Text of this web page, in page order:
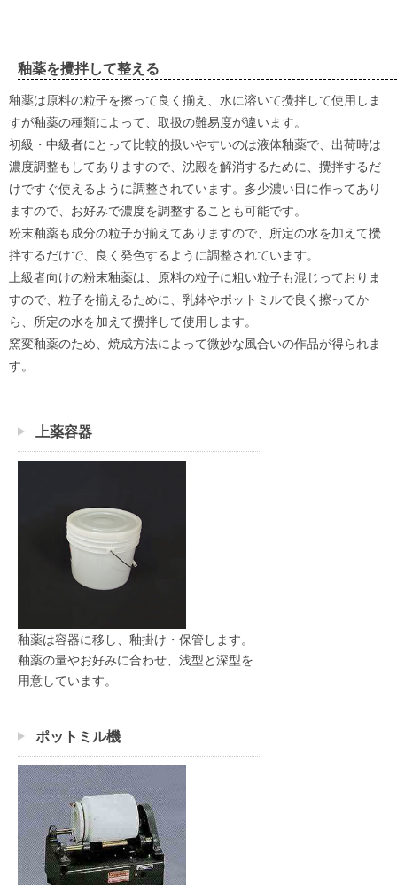
釉薬を攪拌して整える
釉薬は原料の粒子を擦って良く揃え、水に溶いて攪拌して使用しま
すが釉薬の種類によって、取扱の難易度が違います。
初級・中級者にとって比較的扱いやすいのは液体釉薬で、出荷時は
濃度調整もしてありますので、沈殿を解消するために、攪拌するだ
けですぐ使えるように調整されています。多少濃い目に作ってあり
ますので、お好みで濃度を調整することも可能です。
粉末釉薬も成分の粒子が揃えてありますので、所定の水を加えて攪
拌するだけで、良く発色するように調整されています。
上級者向けの粉末釉薬は、原料の粒子に粗い粒子も混じっておりま
すので、粒子を揃えるために、乳鉢やポットミルで良く擦ってか
ら、所定の水を加えて攪拌して使用します。
窯変釉薬のため、焼成方法によって微妙な風合いの作品が得られま
す。
上薬容器
釉薬は容器に移し、釉掛け・保管します。
釉薬の量やお好みに合わせ、浅型と深型を
用意しています。
ポットミル機